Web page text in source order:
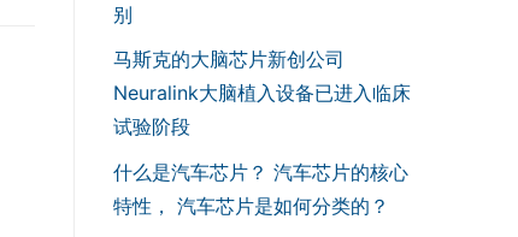
别
马斯克的大脑芯片新创公司
Neuralink大脑植入设备已进入临床
试验阶段
什么是汽车芯片？ 汽车芯片的核心
特性， 汽车芯片是如何分类的？